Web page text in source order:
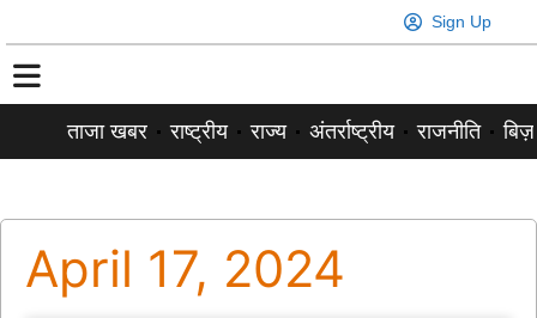
Sign Up
ताजा खबर राष्ट्रीय राज्य अंतर्राष्ट्रीय राजनीति
April 17, 2024